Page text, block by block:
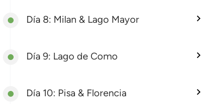
Día 8: Milan & Lago Mayor
Día 9: Lago de Como
Día 10: Pisa & Florencia